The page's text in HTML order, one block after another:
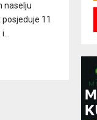
naselju
11